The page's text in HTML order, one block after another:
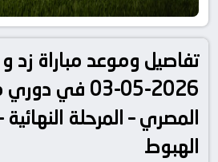
تفاصيل وموعد مباراة زد و
2026-05-03 في
المصري – المرحلة
الهبوط